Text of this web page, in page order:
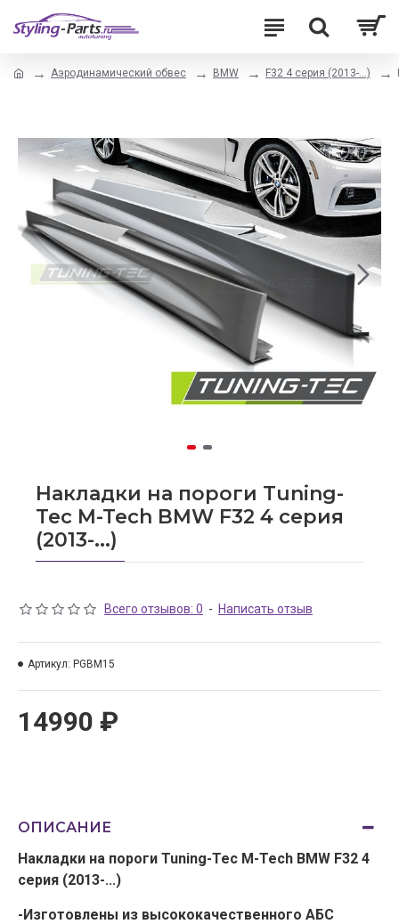
Аэродинамический обвес BMW F32 4 серия (2013-...)
Накладки на пороги Tuning-
Tec M-Tech BMW F32 4 серия
(2013-...)
Всего отзывов: 0 - Написать отзыв
14990 ₽
Артикул: PGBM15
ОПИСАНИЕ
Накладки на пороги Tuning-Tec M-Tech BMW F32 4
серия (2013-...)
-Изготовлены из высококачественного АБС